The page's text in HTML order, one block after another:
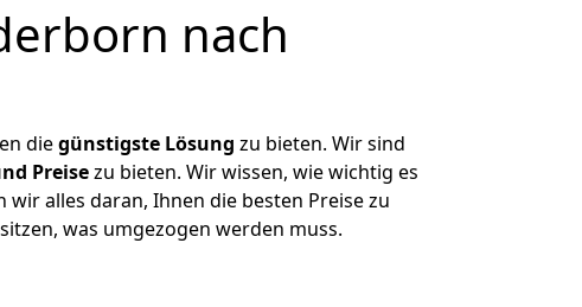
nach
diegünstigste Lösung zu bieten. Wir sind
Preisezu bieten. Wir wissen, wie wichtig es
alles daran, Ihnen die besten Preise zu
was umgezogen werden muss.